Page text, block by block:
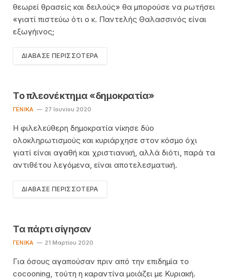
θεωρεί θρασείς και δειλούς» θα μπορούσε να ρωτήσει
«γιατί πιστεύω ότι ο κ. Παντελής Θαλασσινός είναι
εξωγήινος;
ΔΙΆΒΑΣΕ ΠΕΡΙΣΣΌΤΕΡΑ
Το πλεονέκτημα «δημοκρατία»
ΓΕΝΙΚΆ 27 Ιουνίου 2020
Η φιλελεύθερη δημοκρατία νίκησε δύο
ολοκληρωτισμούς και κυριάρχησε στον κόσμο όχι
γιατί είναι αγαθή και χριστιανική, αλλά διότι, παρά τα
αντιθέτου λεγόμενα, είναι αποτελεσματική.
ΔΙΆΒΑΣΕ ΠΕΡΙΣΣΌΤΕΡΑ
Τα πάρτι σίγησαν
ΓΕΝΙΚΆ 21 Μαρτίου 2020
Για όσους αγαπούσαν πριν από την επιδημία το
cocooning, τούτη η καραντίνα μοιάζει με Κυριακή.